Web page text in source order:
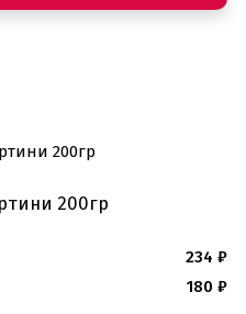
200гр
234 ₽
180 ₽